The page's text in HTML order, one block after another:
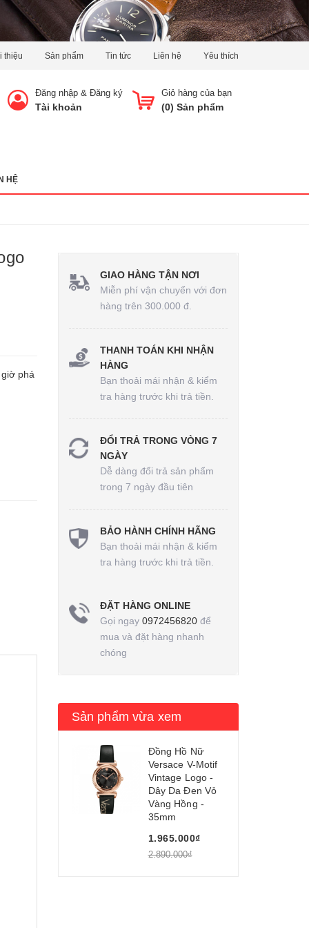
thiệu Sản phẩm Tin tức Liên hệ Yêu thích
Giỏ hàng của bạn
(0) Sản phẩm
Đăng nhập & Đăng ký
Tài khoản
HỆ
phá
GIAO HÀNG TẬN NƠI
Miễn phí vận chuyển với đơn
hàng trên 300.000 đ.
THANH TOÁN KHI NHẬN
HÀNG
Bạn thoải mái nhận & kiểm
tra hàng trước khi trả tiền.
ĐỔI TRẢ TRONG VÒNG 7
NGÀY
Dễ dàng đổi trả sản phẩm
trong 7 ngày đầu tiên
BẢO HÀNH CHÍNH HÃNG
Bạn thoải mái nhận & kiểm
tra hàng trước khi trả tiền.
ĐẶT HÀNG ONLINE
Gọi ngay 0972456820để
mua và đặt hàng nhanh
chóng
Sản phẩm vừa xem
Đồng Hồ Nữ
Versace V-Motif
Vintage Logo -
Dây Da Đen Vỏ
Vàng Hồng -
35mm
1.965.000₫
2.890.000₫